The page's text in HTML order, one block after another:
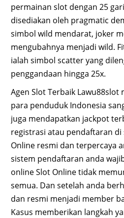
permainan slot dengan 25
disediakan oleh pragmatic
simbol wild mendarat, joker
mengubahnya menjadi wild.
ialah simbol scatter yang
penggandaan hingga 25x.
Agen Slot Terbaik
para penduduk Indonesia
juga mendapatkan jackpot
registrasi atau pendaftaran di
Online resmi dan terpercaya
sistem pendaftaran anda
online Slot Online tidak
semua. Dan setelah anda
dan resmi menjadi member
Kasus memberikan langkah